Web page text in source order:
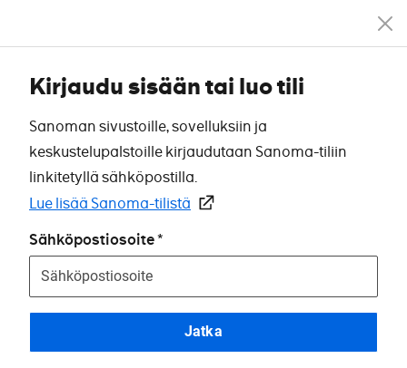
Kirjaudu sisään tai luo tili
Sanoman sivustoille, sovelluksiin ja
keskustelupalstoille kirjaudutaan Sanoma-tiliin
linkitetyllä sähköpostilla.
Lue lisää Sanoma-tilistä
Sähköpostiosoite
Jatka